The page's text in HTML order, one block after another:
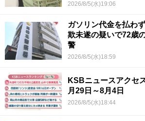
2026/8/5(水)19:06
ガソリン代金を払わ
欺未遂の疑いで72歳
警
2026/8/5(水)18:59
KSBニュースアクセ
月29日～8月4日
2026/8/5(水)18:44